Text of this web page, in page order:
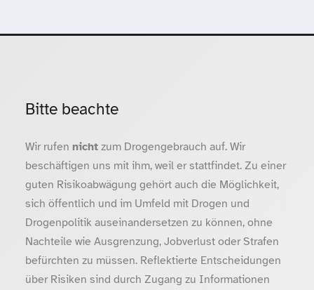
Bitte beachte
Wir rufen nichtzum Drogengebrauch auf. Wir
beschäftigen uns mit ihm, weil er stattfindet. Zu einer
guten Risikoabwägung gehört auch die Möglichkeit,
sich öffentlich und im Umfeld mit Drogen und
Drogenpolitik auseinandersetzen zu können, ohne
Nachteile wie Ausgrenzung, Jobverlust oder Strafen
befürchten zu müssen. Reflektierte Entscheidungen
über Risiken sind durch Zugang zu Informationen